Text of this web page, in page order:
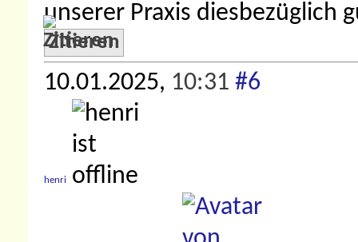
unserer Praxis diesbezüglich
Zitieren
10.01.2025, 10:31 #6
henri